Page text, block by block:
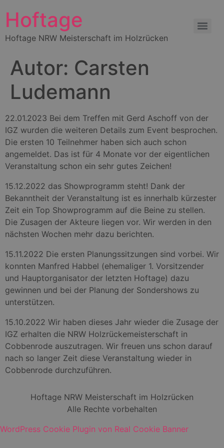
Hoftage
Hoftage NRW Meisterschaft im Holzrücken
Autor: Carsten
Ludemann
22.01.2023 Bei dem Treffen mit Gerd Aschoff von der
IGZ wurden die weiteren Details zum Event besprochen.
Die ersten 10 Teilnehmer haben sich auch schon
angemeldet. Das ist für 4 Monate vor der eigentlichen
Veranstaltung schon ein sehr gutes Zeichen!
15.12.2022 das Showprogramm steht! Dank der
Bekanntheit der Veranstaltung ist es innerhalb kürzester
Zeit ein Top Showprogramm auf die Beine zu stellen.
Die Zusagen der Akteure liegen vor. Wir werden in den
nächsten Wochen mehr dazu berichten.
15.11.2022 Die ersten Planungssitzungen sind vorbei. Wir
konnten Manfred Habbel (ehemaliger 1. Vorsitzender
und Hauptorganisator der letzten Hoftage) dazu
gewinnen und bei der Planung der Sondershows zu
unterstützen.
15.10.2022 Wir haben dieses Jahr wieder die Zusage der
IGZ erhalten die NRW Holzrückemeisterschaft in
Cobbenrode auszutragen. Wir freuen uns schon darauf
nach so langer Zeit diese Veranstaltung wieder in
Cobbenrode durchzuführen.
Hoftage NRW Meisterschaft im Holzrücken
Alle Rechte vorbehalten
WordPress Cookie Plugin von Real Cookie Banner